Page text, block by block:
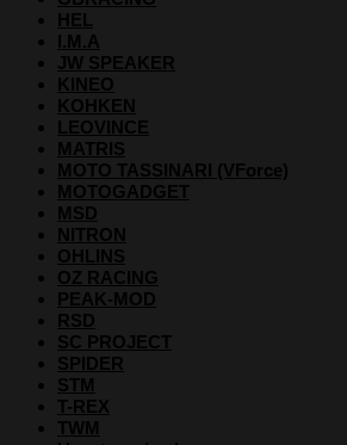
HEL
I.M.A
JW SPEAKER
KINEO
KOHKEN
LEOVINCE
MATRIS
MOTO TASSINARI (VForce)
MOTOGADGET
MSD
NITRON
OHLINS
OZ RACING
PEAK-MOD
RSD
SC PROJECT
SPIDER
STM
T-REX
TWM